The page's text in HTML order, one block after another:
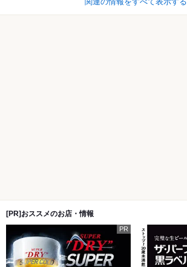
[PR]おススメのお店・情報
PR